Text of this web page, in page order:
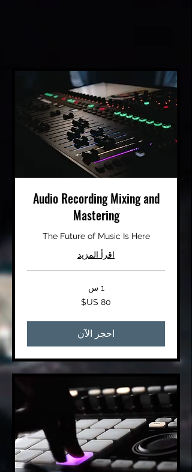
Audio Recording Mixing and
Mastering
The Future of Music Is Here
اقرأ المزيد
1 س
احجز الآن